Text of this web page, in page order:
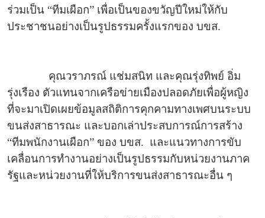
ร่วมเป็น “ทีมเผือก” เพื่อเป็นของขวัญปีใหม่ให้กับ
ประชาชนอย่างเป็นรูปธรรมครั้งแรกของ บขส.
คุณวราภรณ์ แช่มสนิท และคุณรุ่งทิพย์ อิ่ม
รุ่งเรือง ตัวแทนจากเครือข่ายเมืองปลอดภัยเพื่อผู้หญิง
ที่จะมาเปิดเผยข้อมูลสถิติการคุกคามทางเพศบนระบบ
ขนส่งสาธารณะ และบอกเล่าประสบการณ์การสร้าง
“ทีมพนักงานเผือก” ของ บขส. และแนวทางการขับ
เคลื่อนการทำงานอย่างเป็นรูปธรรมกับหน่วยงานภาค
รัฐและหน่วยงานที่ให้บริการขนส่งสาธารณะอื่น ๆ